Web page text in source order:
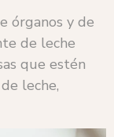
órganos y de
de leche
que estén
leche,